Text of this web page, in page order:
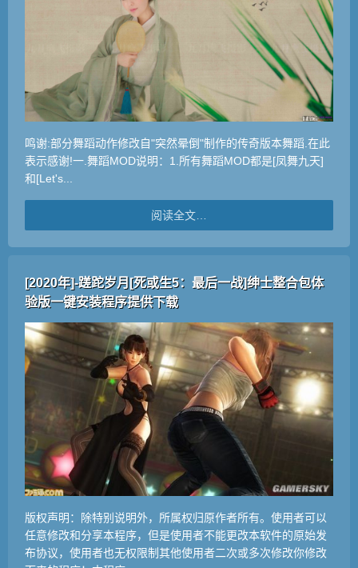
鸣谢:部分舞蹈动作修改自"突然晕倒"制作的传奇版本舞蹈.在此
表示感谢!一.舞蹈MOD说明：1.所有舞蹈MOD都是[凤舞九天]
和[Let's...
阅读全文…
[2020年]-蹉跎岁月[死或生5：最后一战]绅士整合包体
验版一键安装程序提供下载
版权声明：除特别说明外，所属权归原作者所有。使用者可以
任意修改和分享本程序，但是使用者不能更改本软件的原始发
布协议，使用者也无权限制其他使用者二次或多次修改你修改